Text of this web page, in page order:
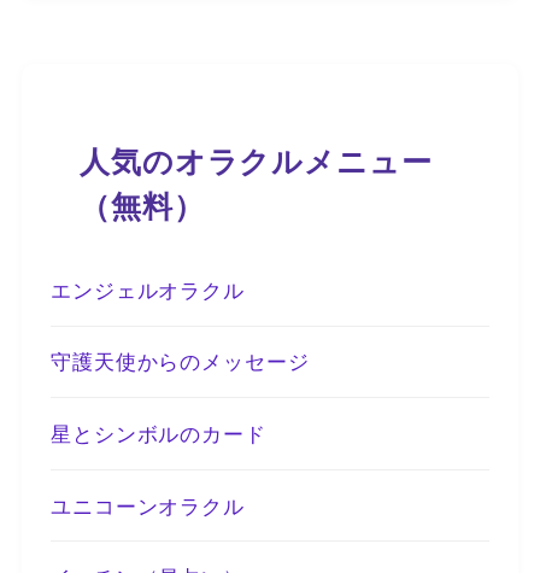
人気のオラクルメニュー
（無料）
エンジェルオラクル
守護天使からのメッセージ
星とシンボルのカード
ユニコーンオラクル